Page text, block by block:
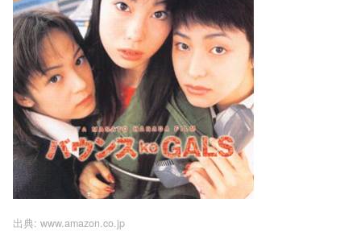
出典: www.amazon.co.jp